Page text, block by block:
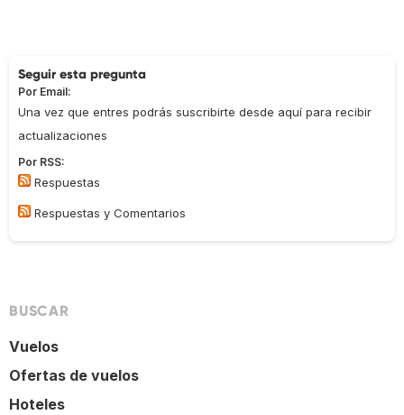
Seguir esta pregunta
Por Email:
Una vez que entres podrás suscribirte desde aquí para recibir
actualizaciones
Por RSS:
Respuestas
Respuestas y Comentarios
BUSCAR
Vuelos
Ofertas de vuelos
Hoteles